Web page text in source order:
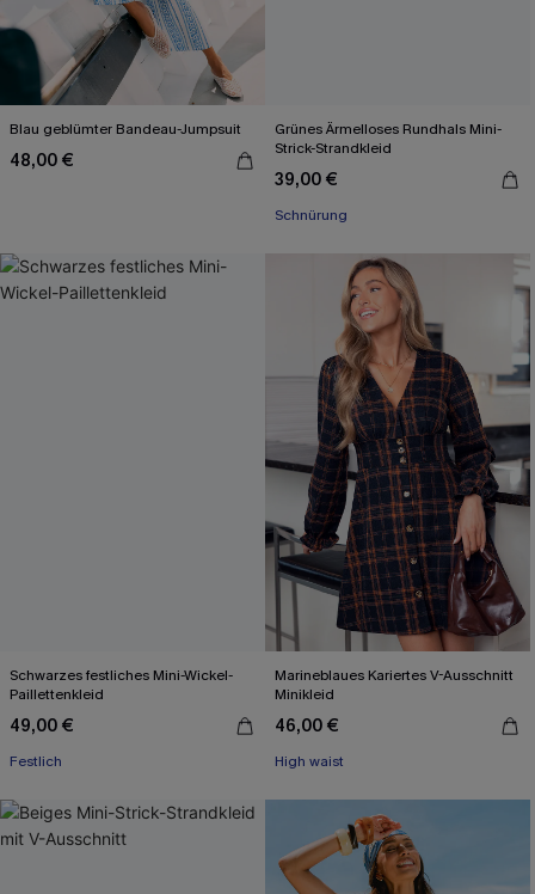
Blau geblümter Bandeau-Jumpsuit
48,00 €
Grünes Ärmelloses Rundhals Mini-
Strick-Strandkleid
39,00 €
Schnürung
Schwarzes festliches Mini-Wickel-
Paillettenkleid
49,00 €
Festlich
Marineblaues Kariertes V-Ausschnitt
Minikleid
46,00 €
High waist